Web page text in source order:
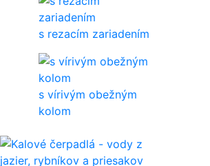
s rezacím zariadením
s vírivým obežným
kolom